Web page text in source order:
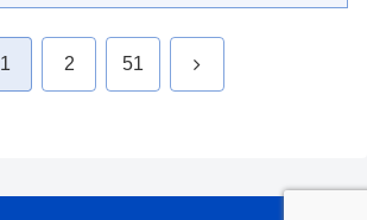
1 2 51 次